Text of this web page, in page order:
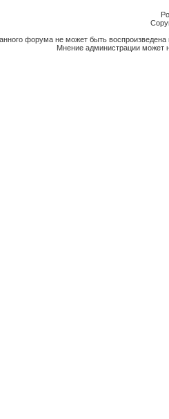
форума не может быть
Мнение администрации может